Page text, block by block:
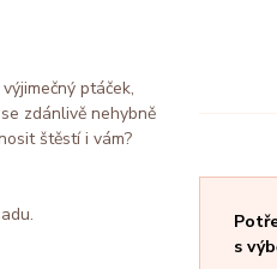
ptáček,
zdánlivě nehybně
štěstí i vám?
s